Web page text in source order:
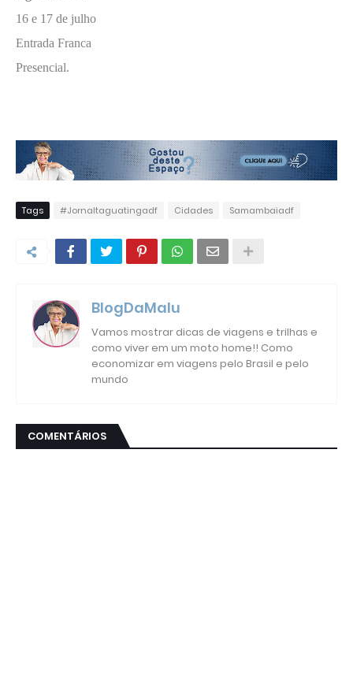
16 e 17 de julho
Entrada Franca
Presencial.
Tags #Jornaltaguatingadf Cidades Samambaiadf
BlogDaMalu
Vamos mostrar dicas de viagens e trilhas e
como viver em um moto home!! Como
economizar em viagens pelo Brasil e pelo
mundo
COMENTÁRIOS